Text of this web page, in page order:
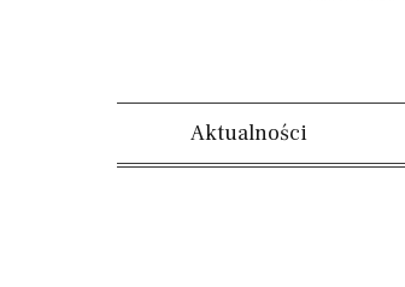
Aktualności